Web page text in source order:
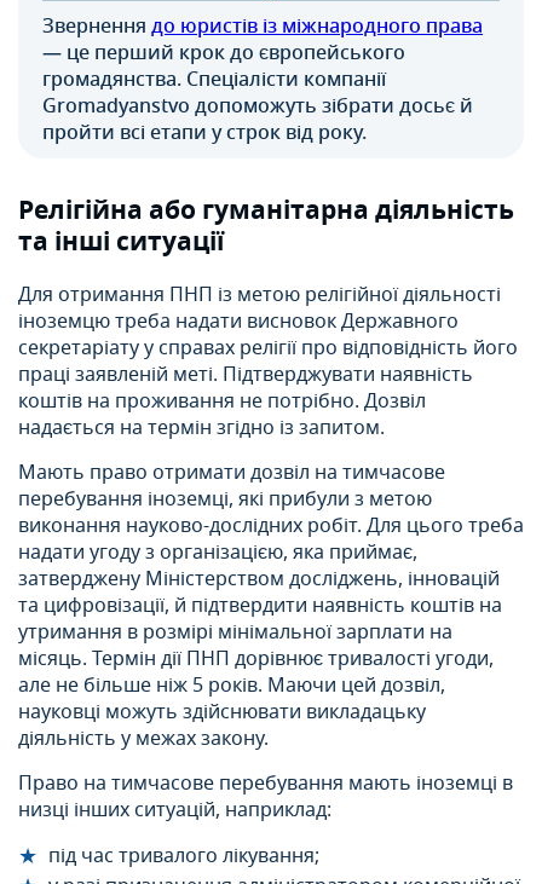
Звернення до юристів із міжнародного права
— це перший крок до європейського
громадянства. Спеціалісти компанії
Gromadyanstvo допоможуть зібрати досьє й
пройти всі етапи у строк від року.
Релігійна або гуманітарна діяльність
та інші ситуації
Для отримання ПНП із метою релігійної діяльності
іноземцю треба надати висновок Державного
секретаріату у справах релігії про відповідність його
праці заявленій меті. Підтверджувати наявність
коштів на проживання не потрібно. Дозвіл
надається на термін згідно із запитом.
Мають право отримати дозвіл на тимчасове
перебування іноземці, які прибули з метою
виконання науково-дослідних робіт. Для цього треба
надати угоду з організацією, яка приймає,
затверджену Міністерством досліджень, інновацій
та цифровізації, й підтвердити наявність коштів на
утримання в розмірі мінімальної зарплати на
місяць. Термін дії ПНП дорівнює тривалості угоди,
але не більше ніж 5 років. Маючи цей дозвіл,
науковці можуть здійснювати викладацьку
діяльність у межах закону.
Право на тимчасове перебування мають іноземці в
низці інших ситуацій, наприклад:
під час тривалого лікування;